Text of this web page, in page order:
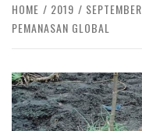
HOME 2019 SEPTEMBER
PEMANASAN GLOBAL